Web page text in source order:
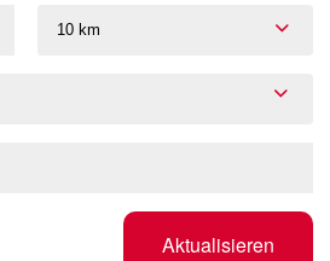
10 km
Aktualisieren